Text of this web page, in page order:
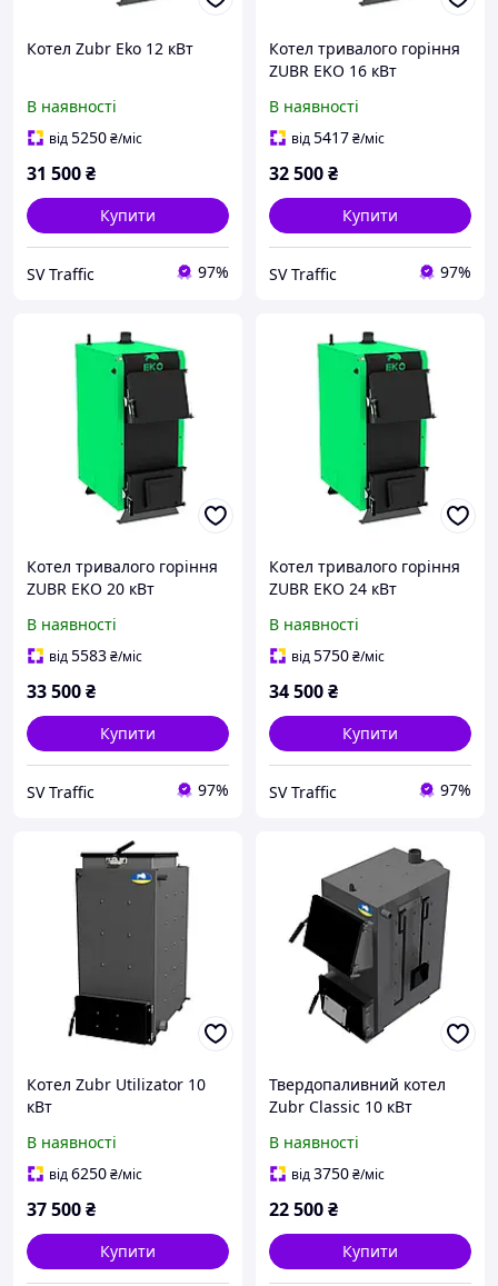
Котел Zubr Eko 12 кВт
В наявності
від5250₴/міс
31 500₴
Купити
SV Traffic 97%
Котел тривалого горіння
ZUBR EKO 16 кВт
В наявності
від5417₴/міс
32 500₴
Купити
SV Traffic 97%
Котел тривалого горіння
ZUBR EKO 20 кВт
В наявності
від5583₴/міс
33 500₴
Купити
SV Traffic 97%
Котел тривалого горіння
ZUBR EKO 24 кВт
В наявності
від5750₴/міс
34 500₴
Купити
SV Traffic 97%
Котел Zubr Utilizator 10
кВт
В наявності
від6250₴/міс
37 500₴
Купити
Твердопаливний котел
Zubr Classic 10 кВт
В наявності
від3750₴/міс
22 500₴
Купити